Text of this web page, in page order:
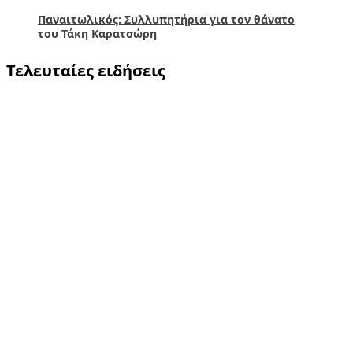
Παναιτωλικός: Συλλυπητήρια για τον θάνατο
του Τάκη Καρατσώρη
Τελευταίες ειδήσεις